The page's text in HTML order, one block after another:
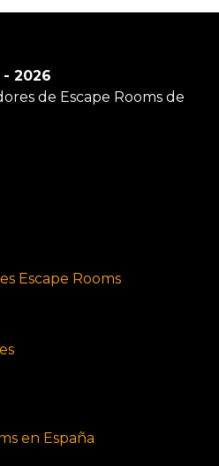
- 2026
de Escape Rooms de
Escape Rooms
en España